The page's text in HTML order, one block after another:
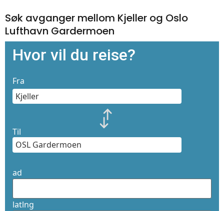
Søk avganger mellom Kjeller og Oslo
Lufthavn Gardermoen
Hvor vil du reise?
Fra
Til
ad
latlng